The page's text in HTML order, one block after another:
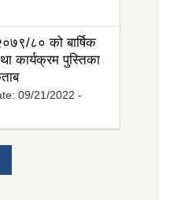
८० को बार्षिक
कार्यक्रम पुस्तिका
09/21/2022 -